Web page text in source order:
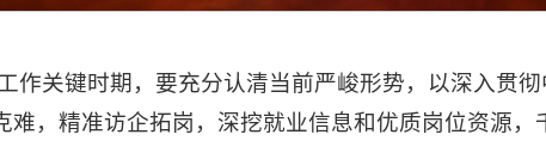
作关键时期，要充分认清当前严峻形势，以深入贯
，精准访企拓岗，深挖就业信息和优质岗位资源，